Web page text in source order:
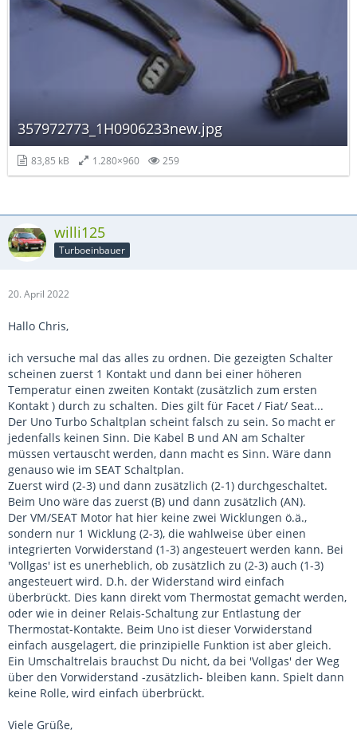
357972773_1H0906233new.jpg
83,85 kB 1.280×960 259
willi125
Turboeinbauer
20. April 2022
Hallo Chris,
ich versuche mal das alles zu ordnen. Die gezeigten Schalter
scheinen zuerst 1 Kontakt und dann bei einer höheren
Temperatur einen zweiten Kontakt (zusätzlich zum ersten
Kontakt ) durch zu schalten. Dies gilt für Facet / Fiat/ Seat...
Der Uno Turbo Schaltplan scheint falsch zu sein. So macht er
jedenfalls keinen Sinn. Die Kabel B und AN am Schalter
müssen vertauscht werden, dann macht es Sinn. Wäre dann
genauso wie im SEAT Schaltplan.
Zuerst wird (2-3) und dann zusätzlich (2-1) durchgeschaltet.
Beim Uno wäre das zuerst (B) und dann zusätzlich (AN).
Der VM/SEAT Motor hat hier keine zwei Wicklungen ö.ä.,
sondern nur 1 Wicklung (2-3), die wahlweise über einen
integrierten Vorwiderstand (1-3) angesteuert werden kann. Bei
'Vollgas' ist es unerheblich, ob zusätzlich zu (2-3) auch (1-3)
angesteuert wird. D.h. der Widerstand wird einfach
überbrückt. Dies kann direkt vom Thermostat gemacht werden,
oder wie in deiner Relais-Schaltung zur Entlastung der
Thermostat-Kontakte. Beim Uno ist dieser Vorwiderstand
einfach ausgelagert, die prinzipielle Funktion ist aber gleich.
Ein Umschaltrelais brauchst Du nicht, da bei 'Vollgas' der Weg
über den Vorwiderstand -zusätzlich- bleiben kann. Spielt dann
keine Rolle, wird einfach überbrückt.
Viele Grüße,